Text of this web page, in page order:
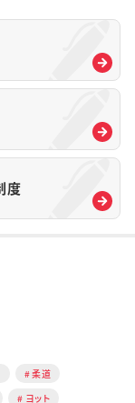
度
柔道
ヨット